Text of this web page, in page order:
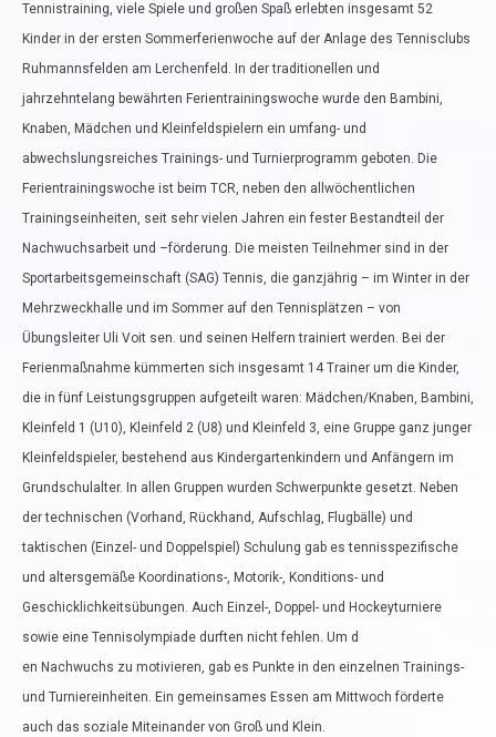
Tennistraining, viele Spiele und großen Spaß erlebten insgesamt 52
Kinder in der ersten Sommerferienwoche auf der Anlage des Tennisclubs
Ruhmannsfelden am Lerchenfeld. In der traditionellen und
jahrzehntelang bewährten Ferientrainingswoche wurde den Bambini,
Knaben, Mädchen und Kleinfeldspielern ein umfang- und
abwechslungsreiches Trainings- und Turnierprogramm geboten. Die
Ferientrainingswoche ist beim TCR, neben den allwöchentlichen
Trainingseinheiten, seit sehr vielen Jahren ein fester Bestandteil der
Nachwuchsarbeit und –förderung. Die meisten Teilnehmer sind in der
Sportarbeitsgemeinschaft (SAG) Tennis, die ganzjährig – im Winter in der
Mehrzweckhalle und im Sommer auf den Tennisplätzen – von
Übungsleiter Uli Voit sen. und seinen Helfern trainiert werden. Bei der
Ferienmaßnahme kümmerten sich insgesamt 14 Trainer um die Kinder,
die in fünf Leistungsgruppen aufgeteilt waren: Mädchen/Knaben, Bambini,
Kleinfeld 1 (U10), Kleinfeld 2 (U8) und Kleinfeld 3, eine Gruppe ganz junger
Kleinfeldspieler, bestehend aus Kindergartenkindern und Anfängern im
Grundschulalter. In allen Gruppen wurden Schwerpunkte gesetzt. Neben
der technischen (Vorhand, Rückhand, Aufschlag, Flugbälle) und
taktischen (Einzel- und Doppelspiel) Schulung gab es tennisspezifische
und altersgemäße Koordinations-, Motorik-, Konditions- und
Geschicklichkeitsübungen. Auch Einzel-, Doppel- und Hockeyturniere
sowie eine Tennisolympiade durften nicht fehlen. Um d
en Nachwuchs zu motivieren, gab es Punkte in den einzelnen Trainings-
und Turniereinheiten. Ein gemeinsames Essen am Mittwoch förderte
auch das soziale Miteinander von Groß und Klein.